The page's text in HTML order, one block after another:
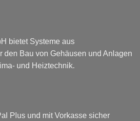
bietet Systeme aus
den Bau von Gehäusen und Anlagen
und Heiztechnik.
Plus und mit Vorkasse sicher